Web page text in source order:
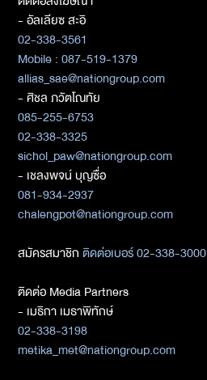
- อัลเลียซ สะอิ
02-338-3561
Mobile : 087-519-1379
allias_sae@nationgroup.com
- ศิชล ภวัตโณทัย
085-255-6753
02-338-3325
sichol_paw@nationgroup.com
- เชลงพจน์ บุญซื่อ
081-934-2937
chalengpot@nationgroup.com
สมัครสมาชิกติดต่อเบอร์ 02-338-3000
ติดต่อ Media Partners
- เมธิกา เมธาพิทักษ์
02-338-3198
metika_met@nationgroup.com